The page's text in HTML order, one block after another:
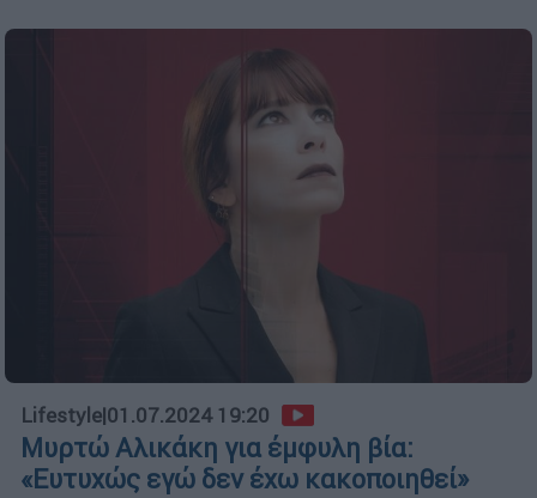
Lifestyle|01.07.2024 19:20
Μυρτώ Αλικάκη για έμφυλη βία:
«Ευτυχώς εγώ δεν έχω κακοποιηθεί»